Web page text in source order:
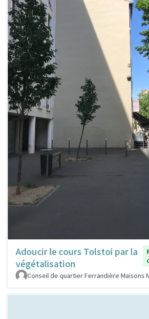
Adoucir le cours Tolstoi par la
végétalisation
Conseil de quartier Ferrandière Maisons